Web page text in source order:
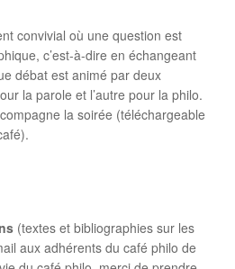
convivial où une question est
c’est-à-dire en échangeant
débat est animé par deux
la parole et l’autre pour la philo.
la soirée (téléchargeable
(textes et bibliographies sur les
aux adhérents du café philo de